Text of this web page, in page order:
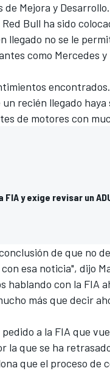
Mejora y Desarrollo.
Bull ha sido
llegado no se le
como Mercedes y
recién llegado
de motores con
y exige revisar un
de que no
esa noticia", dijo
hablando con la FIA
más que decir
a la FIA que
la que se ha
que el proceso de